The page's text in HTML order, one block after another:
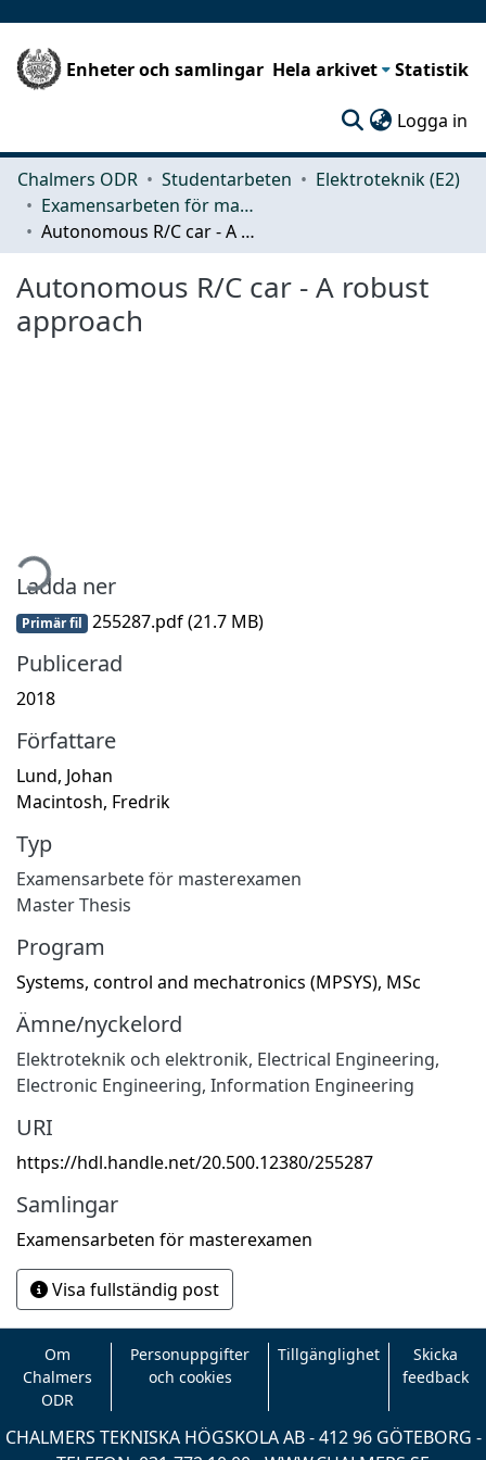
Enheter och samlingar Hela arkivet Statistik
Logga in
Chalmers ODR Studentarbeten
Elektroteknik (E2)
Examensarbeten för masterexamen
Autonomous R/C car - A robust approach
Autonomous R/C car - A robust
approach
Ladda ner
Primär fil 255287.pdf(21.7 MB)
Publicerad
2018
Författare
Lund, Johan
Macintosh, Fredrik
Typ
Examensarbete för masterexamen
Master Thesis
Program
Systems, control and mechatronics (MPSYS), MSc
Ämne/nyckelord
Elektroteknik och elektronik, Electrical Engineering,
Electronic Engineering, Information Engineering
URI
https://hdl.handle.net/20.500.12380/255287
Samlingar
Examensarbeten för masterexamen
Visa fullständig post
Om
Chalmers
ODR
Personuppgifter
och cookies
Tillgänglighet
Skicka
feedback
CHALMERS TEKNISKA HÖGSKOLA AB - 412 96 GÖTEBORG -